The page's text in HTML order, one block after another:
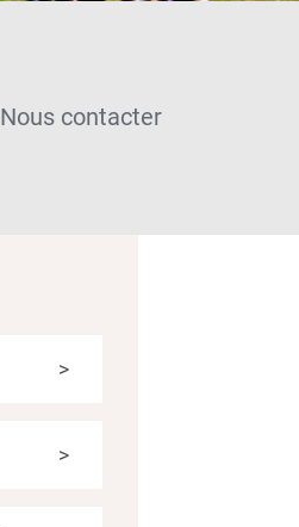
Nous contacter
>
>